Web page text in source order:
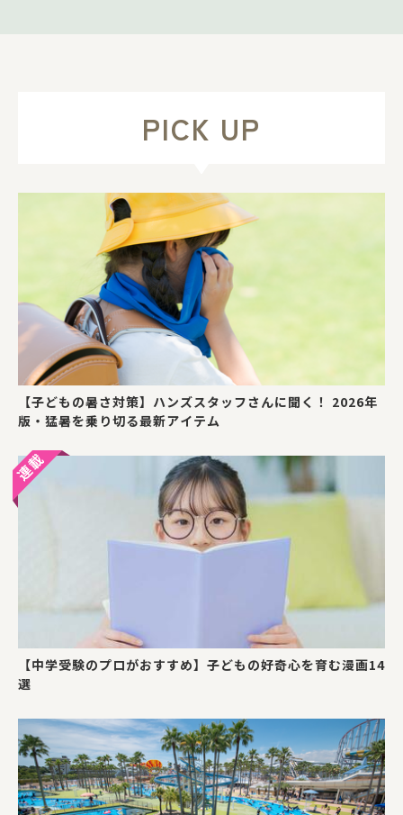
PICK UP
【子どもの暑さ対策】ハンズスタッフさんに聞く！ 2026年
版・猛暑を乗り切る最新アイテム
【中学受験のプロがおすすめ】子どもの好奇心を育む漫画14
選